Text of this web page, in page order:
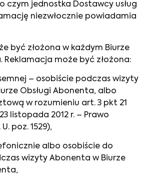
czym jednostka Dostawcy usług
niezwłocznie powiadamia
być złożona w każdym Biurze
Reklamacja może być złożona:
– osobiście podczas wizyty
Obsługi Abonenta, albo
w rozumieniu art. 3 pkt 21
listopada 2012 r. – Prawo
poz. 1529),
albo osobiście do
wizyty Abonenta w Biurze